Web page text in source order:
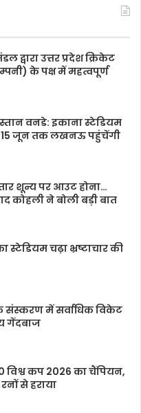
द्वारा उत्तर प्रदेश क्रिकेट
के पक्ष में महत्वपूर्ण
वनडे: इकाना स्टेडियम
15 जून तक लखनऊ पहुंचेंगी
शून्य पर आउट होना…
कोहली ने बोली बड़ी बात
चढ़ा भ्रष्टाचार की
में सर्वाधिक विकेट
गेंदबाज
विश्व कप 2026 का चैंपियन,
से हराया